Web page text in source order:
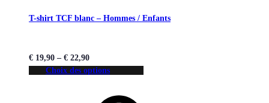
T-shirt TCF blanc – Hommes / Enfants
€ 19,90 – € 22,90
Choix des options